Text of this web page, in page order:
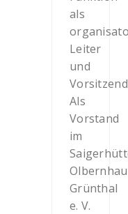
als
Leiter
und
Als
Vorstand
im
Grünthal
e. V.